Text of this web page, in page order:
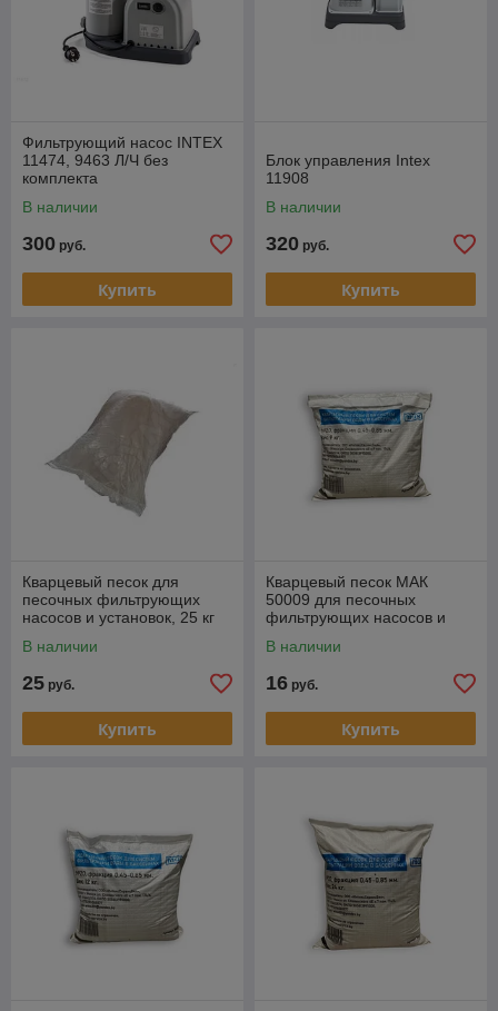
Фильтрующий насос INTEX
11474, 9463 Л/Ч без
комплекта
В наличии
300 руб.
Купить
Блок управления Intex
11908
В наличии
320 руб.
Купить
Кварцевый песок для
песочных фильтрующих
насосов и установок, 25 кг
В наличии
25 руб.
Купить
Кварцевый песок МАК
50009 для песочных
фильтрующих насосов и
В наличии
16 руб.
Купить